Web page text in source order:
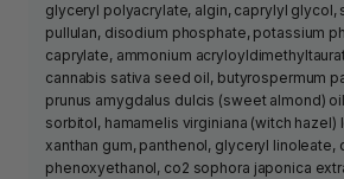
glyceryl polyacrylate, algin, caprylyl glycol,
pullulan, disodium phosphate, potassium
caprylate, ammonium
cannabis sativa seed oil, butyrospermum
prunus amygdalus dulcis (sweet almond)
sorbitol, hamamelis virginiana (witch hazel)
xanthan gum, panthenol, glyceryl linoleate,
phenoxyethanol, со2 sophora japonica